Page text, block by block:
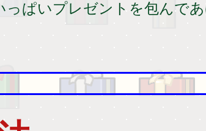
ぱいプレゼントを包んであ